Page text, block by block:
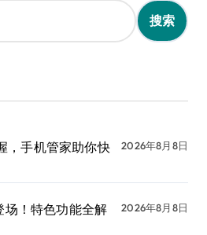
，手机管家助你快
2026年8月8日
场！特色功能全解
2026年8月8日